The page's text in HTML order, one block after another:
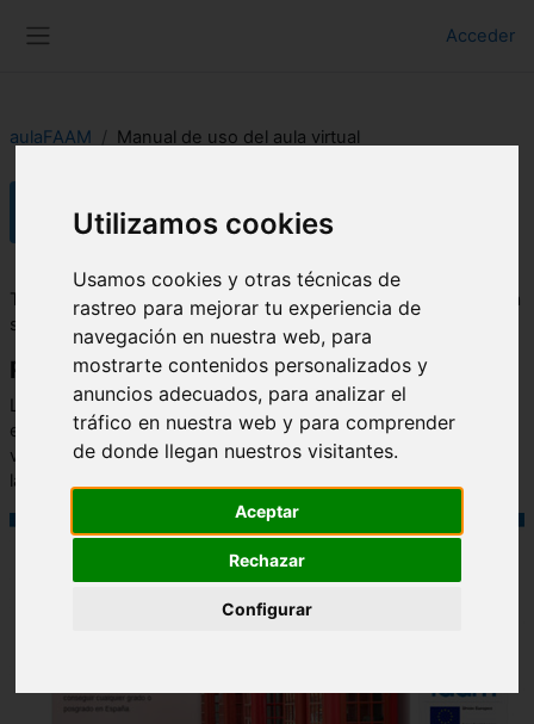
Utilizamos cookies
Usamos cookies y otras técnicas de
rastreo para mejorar tu experiencia de
navegación en nuestra web, para
mostrarte contenidos personalizados y
anuncios adecuados, para analizar el
tráfico en nuestra web y para comprender
de donde llegan nuestros visitantes.
Aceptar
Rechazar
Configurar
Acceder
aulaFAAM Manual de uso del aula virtual
También se puededescargar este manual(PDF, 1,50 Mb) para
su consulta offline
Registrarse en el aula virtual
La mayoría de cursos no son accesibles para usuarios que no
estén dados de alta (invitados). Para darse de alta en el aula
virtual debe usar el enlace "Registrarse" (como se muestra en
la imagen).